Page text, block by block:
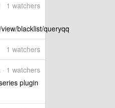
1 watchers
blacklist/queryqq
1 watchers
· 1 watchers
plugin